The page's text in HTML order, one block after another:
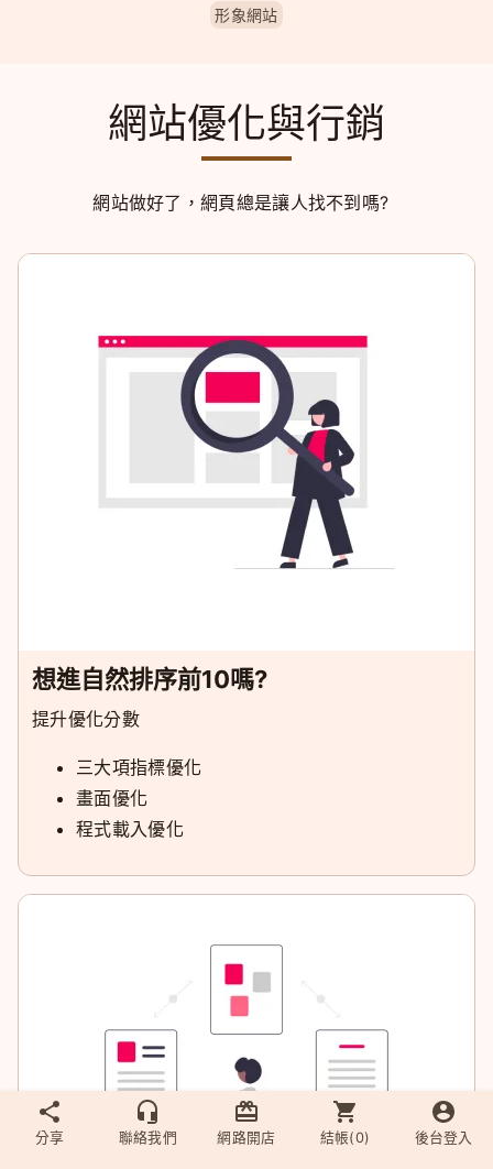
形象網站
網站優化與行銷
網站做好了，網頁總是讓人找不到嗎?
想進自然排序前10嗎?
提升優化分數
三大項指標優化
畫面優化
程式載入優化
分享 聯絡我們 網路開店 結帳(0) 後台登入